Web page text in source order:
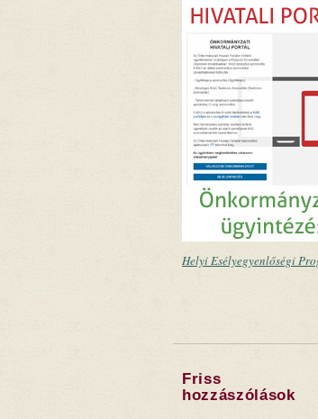
Helyi Esélyegyenlőségi
Friss
hozzászólások